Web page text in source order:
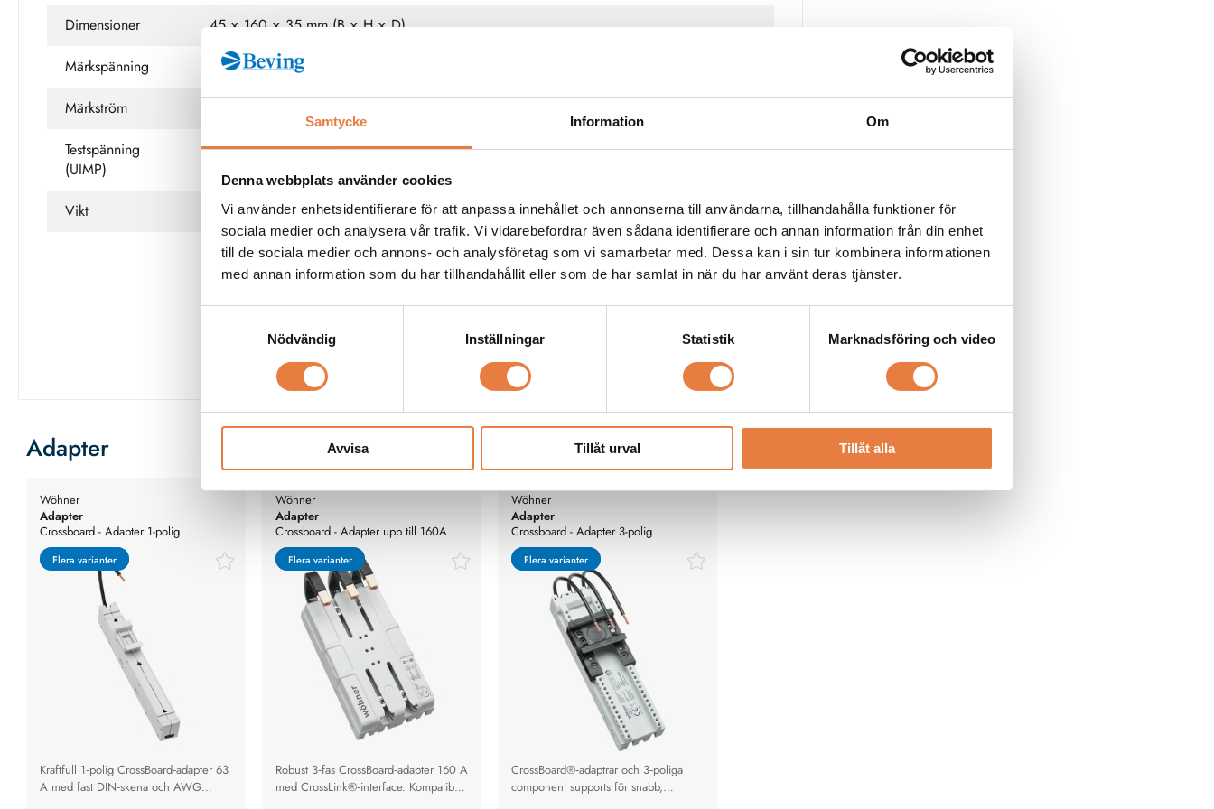
Samtycke Information Om
Denna webbplats använder cookies
Vi använder enhetsidentifierare för att anpassa innehållet och annonserna till användarna, tillhandahålla funktioner för
sociala medier och analysera vår trafik. Vi vidarebefordrar även sådana identifierare och annan information från din enhet
till de sociala medier och annons- och analysföretag som vi samarbetar med. Dessa kan i sin tur kombinera informationen
med annan information som du har tillhandahållit eller som de har samlat in när du har använt deras tjänster.
Nödvändig
Inställningar Statistik Marknadsföring och video
Avvisa Tillåt urval Tillåt alla
Dimensioner
45 × 160 × 35 mm (B × H × D)
Märkspänning
690 V AC (IEC) / 600 V AC (UL)
Märkström
Testspänning
(UIMP)
Vikt 9,9 kg/100
Se fullständiga specifikationer
Adapter
Flera varianter
Flera varianter
Wöhner
Adapter
Crossboard - Adapter 1-polig
Kraftfull 1‑polig CrossBoard‑adapter 63
A med fast DIN‑skena och AWG
Flera varianter
Flera varianter
Wöhner
Adapter
Crossboard - Adapter upp till 160A
Robust 3‑fas CrossBoard‑adapter 160 A
med CrossLink®‑interface. Kompatibel
Flera varianter
Flera varianter
Wöhner
Adapter
Crossboard - Adapter 3-polig
CrossBoard®‑adaptrar och 3‑poliga
component supports för snabb,